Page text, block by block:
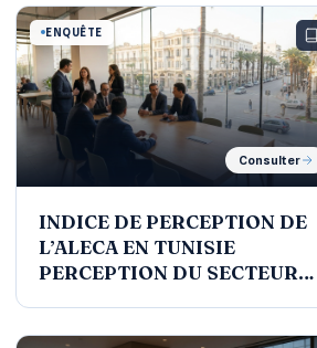
ENQUÊTE
Consulter
INDICE DE PERCEPTION DE
L’ALECA EN TUNISIE
PERCEPTION DU SECTEUR